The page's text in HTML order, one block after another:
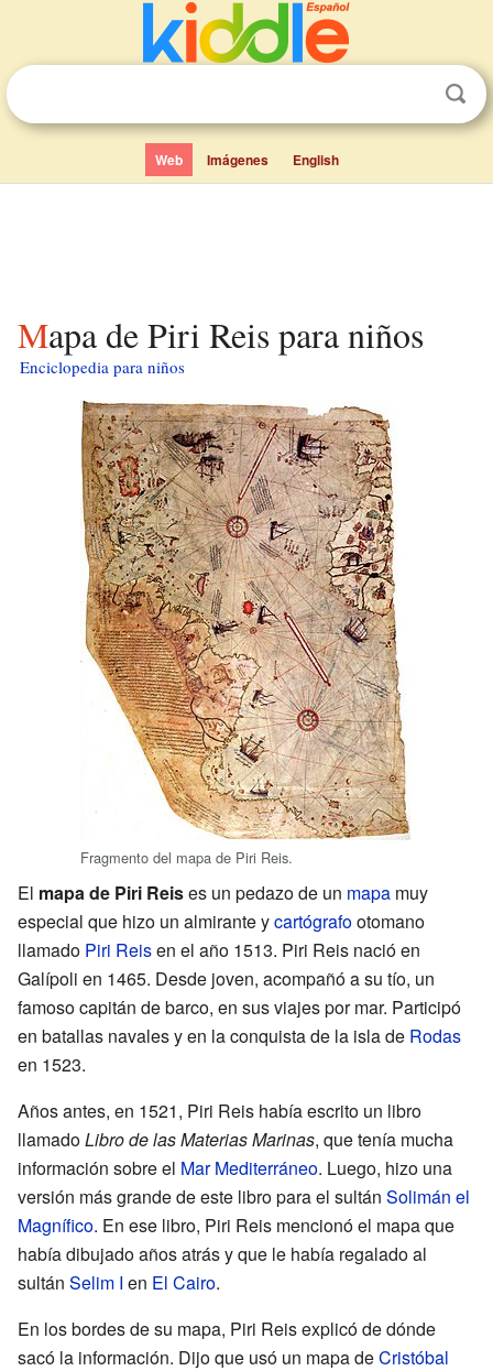
Web Imágenes English
Mapa de Piri Reis para niños
Enciclopedia para niños
Fragmento del mapa de Piri Reis.
El mapa de Piri Reises un pedazo de un mapa muy
especial que hizo un almirante ycartógrafootomano
llamado Piri Reisen el año 1513. Piri Reis nació en
Galípoli en 1465. Desde joven, acompañó a su tío, un
famoso capitán de barco, en sus viajes por mar. Participó
en batallas navales y en la conquista de la isla de Rodas
en 1523.
Años antes, en 1521, Piri Reis había escrito un libro
llamadoLibro de las Materias Marinas, que tenía mucha
información sobre el Mar Mediterráneo. Luego, hizo una
versión más grande de este libro para el sultán Solimán el
Magnífico. En ese libro, Piri Reis mencionó el mapa que
había dibujado años atrás y que le había regalado al
sultán Selim I en El Cairo.
En los bordes de su mapa, Piri Reis explicó de dónde
sacó la información. Dijo que usó un mapa deCristóbal